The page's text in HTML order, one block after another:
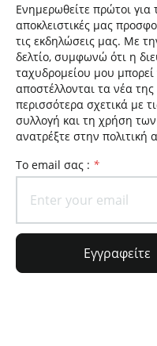
Ενημερωθείτε πρώτοι για
αποκλειστικές μας
τις εκδηλώσεις μας. Με
δελτίο, συμφωνώ ότι η
ταχυδρομείου μου
αποστέλλονται τα νέα
περισσότερα σχετικά με
συλλογή και τη χρήση
ανατρέξτε στην πολιτική
To email σας : *
Εγγραφείτε